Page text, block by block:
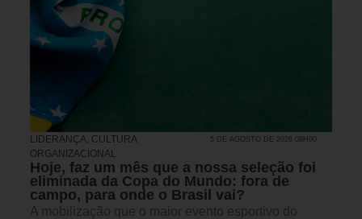
LIDERANÇA CULTURA
ORGANIZACIONAL
5 DE AGOSTO DE 2026 08H00
Hoje, faz um mês que a nossa seleção foi
eliminada da Copa do Mundo: fora de
campo, para onde o Brasil vai?
A mobilização que o maior evento esportivo do